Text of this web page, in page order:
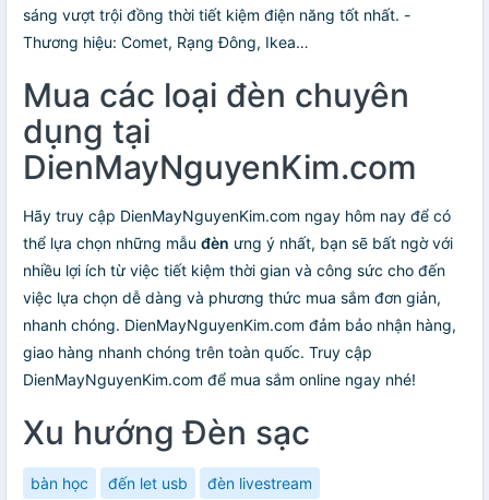
sáng vượt trội đồng thời tiết kiệm điện năng tốt nhất. -
Thương hiệu: Comet, Rạng Đông, Ikea…
Mua các loại đèn chuyên
dụng tại
DienMayNguyenKim.com
Hãy truy cập DienMayNguyenKim.com ngay hôm nay để có
thể lựa chọn những mẫu đèn ưng ý nhất, bạn sẽ bất ngờ với
nhiều lợi ích từ việc tiết kiệm thời gian và công sức cho đến
việc lựa chọn dễ dàng và phương thức mua sắm đơn giản,
nhanh chóng. DienMayNguyenKim.com đảm bảo nhận hàng,
giao hàng nhanh chóng trên toàn quốc. Truy cập
DienMayNguyenKim.com để mua sắm online ngay nhé!
Xu hướng Đèn sạc
bàn học đến let usb đèn livestream